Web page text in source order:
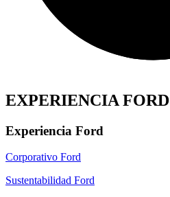
EXPERIENCIA FORD
Experiencia Ford
Corporativo Ford
Sustentabilidad Ford